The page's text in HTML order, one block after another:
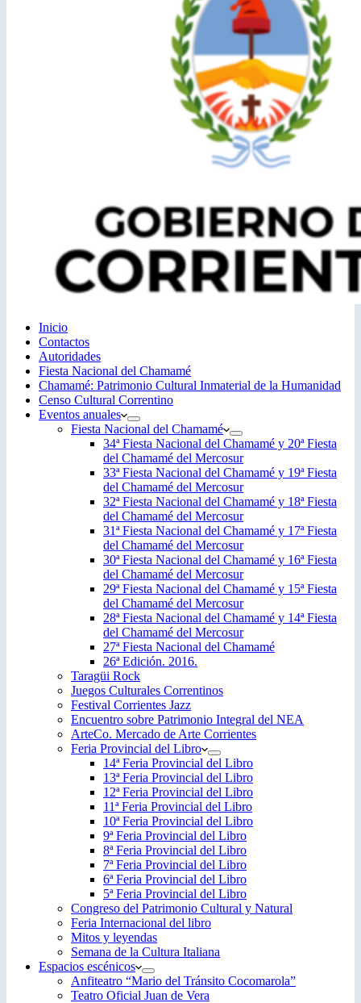
Inicio
Contactos
Autoridades
Fiesta Nacional del Chamamé
Chamamé: Patrimonio Cultural Inmaterial de la Humanidad
Censo Cultural Correntino
Eventos anuales
Fiesta Nacional del Chamamé
34ª Fiesta Nacional del Chamamé y 20ª Fiesta
del Chamamé del Mercosur
33ª Fiesta Nacional del Chamamé y 19ª Fiesta
del Chamamé del Mercosur
32ª Fiesta Nacional del Chamamé y 18ª Fiesta
del Chamamé del Mercosur
31ª Fiesta Nacional del Chamamé y 17ª Fiesta
del Chamamé del Mercosur
30ª Fiesta Nacional del Chamamé y 16ª Fiesta
del Chamamé del Mercosur
29ª Fiesta Nacional del Chamamé y 15ª Fiesta
del Chamamé del Mercosur
28ª Fiesta Nacional del Chamamé y 14ª Fiesta
del Chamamé del Mercosur
27ª Fiesta Nacional del Chamamé
26ª Edición. 2016.
Taragüi Rock
Juegos Culturales Correntinos
Festival Corrientes Jazz
Encuentro sobre Patrimonio Integral del NEA
ArteCo. Mercado de Arte Corrientes
Feria Provincial del Libro
14ª Feria Provincial del Libro
13ª Feria Provincial del Libro
12ª Feria Provincial del Libro
11ª Feria Provincial del Libro
10ª Feria Provincial del Libro
9ª Feria Provincial del Libro
8ª Feria Provincial del Libro
7ª Feria Provincial del Libro
6ª Feria Provincial del Libro
5ª Feria Provincial del Libro
Congreso del Patrimonio Cultural y Natural
Feria Internacional del libro
Mitos y leyendas
Semana de la Cultura Italiana
Espacios escénicos
Anfiteatro “Mario del Tránsito Cocomarola”
Teatro Oficial Juan de Vera